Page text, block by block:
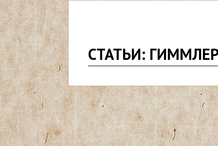
ы
з
д
СТАТЬИ: